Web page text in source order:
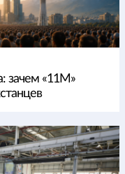
зачем «11М»